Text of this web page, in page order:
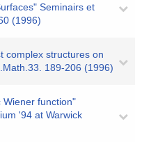
Seminairs et
(1996)
complex structures on
189-206 (1996)
Wiener function"
'94 at Warwick